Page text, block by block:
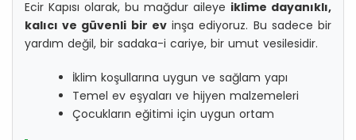
Ecir Kapısı olarak, bu mağdur aileye iklime dayanıklı,
kalıcı ve güvenli bir evinşa ediyoruz. Bu sadece bir
yardım değil, bir sadaka-i cariye, bir umut vesilesidir.
İklim koşullarına uygun ve sağlam yapı
Temel ev eşyaları ve hijyen malzemeleri
Çocukların eğitimi için uygun ortam